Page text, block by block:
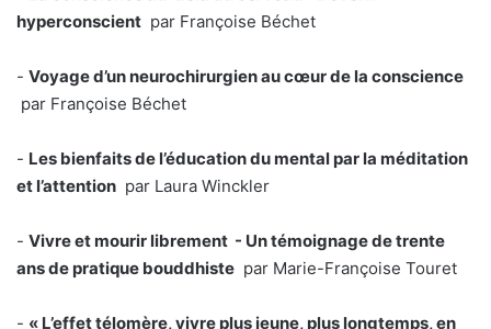
hyperconscient par Françoise Béchet
- Voyage d’un neurochirurgien au cœur de la conscience
par Françoise Béchet
- Les bienfaits de l’éducation du mental par la méditation
et l’attention par Laura Winckler
- Vivre et mourir librement - Un témoignage de trente
ans de pratique bouddhiste par Marie-Françoise Touret
- « L’effet télomère, vivre plus jeune, plus longtemps, en